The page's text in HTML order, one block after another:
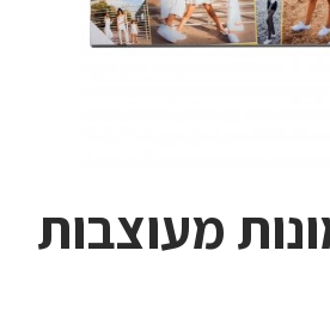
מעוצבות